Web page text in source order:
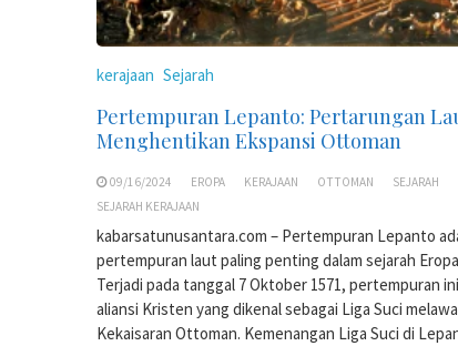
kerajaan Sejarah
Pertempuran Lepanto: Pertarungan
Menghentikan Ekspansi Ottoman
09/16/2024 EROPA KERAJAAN OTTOMAN
SEJARAH
SEJARAH KERAJAAN
kabarsatunusantara.com – Pertempuran Lepanto
pertempuran laut paling penting dalam sejarah
Terjadi pada tanggal 7 Oktober 1571, pertempuran
aliansi Kristen yang dikenal sebagai Liga Suci
Kekaisaran Ottoman. Kemenangan Liga Suci di